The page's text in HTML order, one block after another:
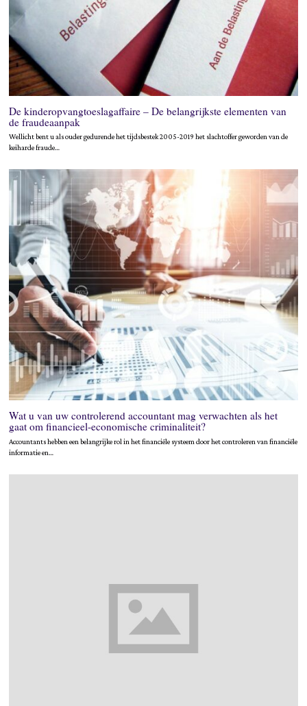
De kinderopvangtoeslagaffaire – De belangrijkste elementen van
de fraudeaanpak
Wellicht bent u als ouder gedurende het tijdsbestek 2005-2019 het slachtoffer geworden van de
keiharde fraude…
Wat u van uw controlerend accountant mag verwachten als het
gaat om financieel-economische criminaliteit?
Accountants hebben een belangrijke rol in het financiële systeem door het controleren van financiële
informatie en…